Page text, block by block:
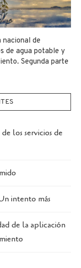
nacional de
de agua potable y
Segunda parte
de los servicios de
intento más
de la aplicación